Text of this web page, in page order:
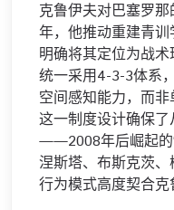
克鲁伊夫对巴塞罗
年，他推动重建青训
明确将其定位为战
统一采用4-3-3体系
空间感知能力，而非
这一制度设计确保
——2008年后崛起的
涅斯塔、布斯克茨
行为模式高度契合克